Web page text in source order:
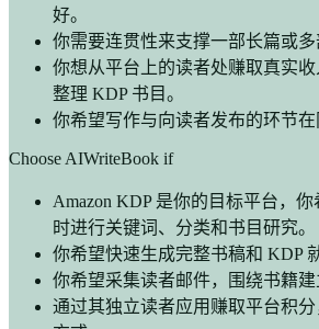
好。
你需要连贯性来支撑一部长篇或多
你想从平台上的读者处赚取真实
整理 KDP 书目。
你希望写作与向读者发布的环节在
Choose AIWriteBook if
Amazon KDP 是你的目标平台，
时进行关键词、分类和书目研究。
你希望快速生成完整书稿和 KDP
你希望采集读者邮件，围绕书籍建
通过其独立读者应用赚取平台积